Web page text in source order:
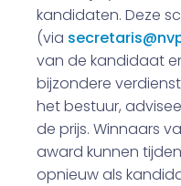
kandidaten. Deze
(via
van de kandidaat
bijzondere
het bestuur,
de prijs. Winnaars
award kunnen
opnieuw als